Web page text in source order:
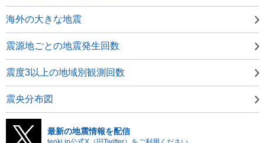
海外の大きな地震
震源地ごとの地震発生回数
震度3以上の地域別観測回数
震央分布図
最新の地震情報を配信